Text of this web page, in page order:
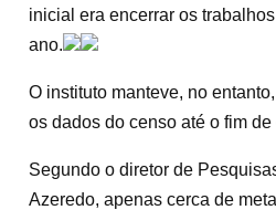
inicial era encerrar os
ano.
O instituto manteve, no
os dados do censo até o fim de
Segundo o diretor de
Azeredo, apenas cerca de